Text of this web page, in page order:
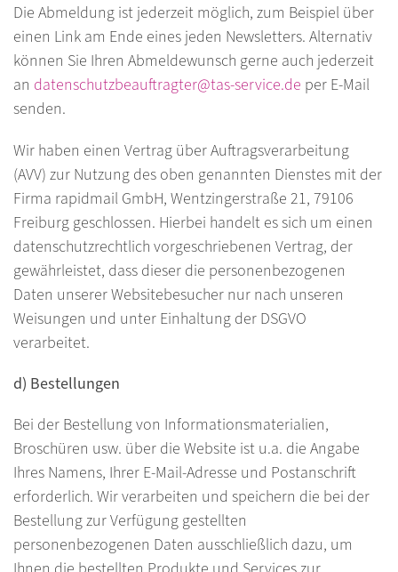
Die Abmeldung ist jederzeit möglich, zum Beispiel über
einen Link am Ende eines jeden Newsletters. Alternativ
können Sie Ihren Abmeldewunsch gerne auch jederzeit
an datenschutzbeauftragter@tas-service.de per E-Mail
senden.
Wir haben einen Vertrag über Auftragsverarbeitung
(AVV) zur Nutzung des oben genannten Dienstes mit der
Firma rapidmail GmbH, Wentzingerstraße 21, 79106
Freiburg geschlossen. Hierbei handelt es sich um einen
datenschutzrechtlich vorgeschriebenen Vertrag, der
gewährleistet, dass dieser die personenbezogenen
Daten unserer Websitebesucher nur nach unseren
Weisungen und unter Einhaltung der DSGVO
verarbeitet.
d) Bestellungen
Bei der Bestellung von Informationsmaterialien,
Broschüren usw. über die Website ist u.a. die Angabe
Ihres Namens, Ihrer E-Mail-Adresse und Postanschrift
erforderlich. Wir verarbeiten und speichern die bei der
Bestellung zur Verfügung gestellten
personenbezogenen Daten ausschließlich dazu, um